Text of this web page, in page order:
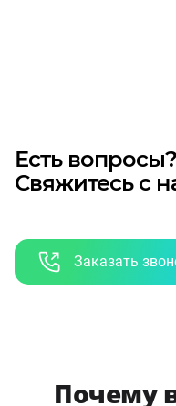
Есть вопросы?
Свяжитесь с
Заказать
Почему